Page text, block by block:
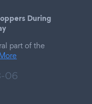
During
part of the
06